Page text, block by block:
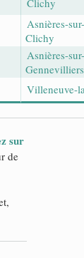
Asnières-
Clichy
Asnières-
Gennevilliers
Villeneuve-
sur
de